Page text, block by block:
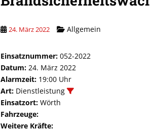
24. März 2022 Allgemein
Einsatznummer: 052-2022
Datum: 24. März 2022
Alarmzeit: 19:00 Uhr
Art: Dienstleistung
Einsatzort: Wörth
Fahrzeuge:
Weitere Kräfte: